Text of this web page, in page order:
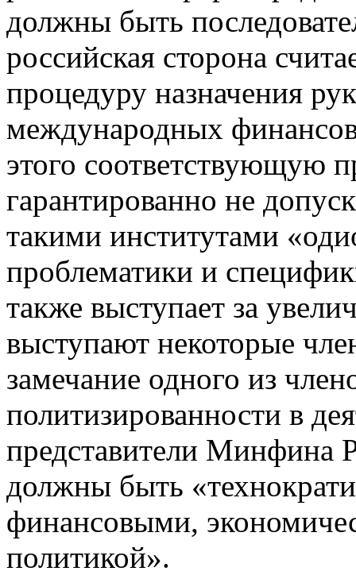
должны быть
российская сторона
процедуру назначения
международных
этого соответствующую
гарантированно не
такими институтами
проблематики и
также выступает за
выступают некоторые
замечание одного из
политизированности в
представители Минфина
должны быть
финансовыми,
политикой».